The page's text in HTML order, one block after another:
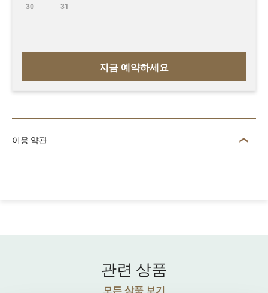
지금 예약하세요
30 31
이용 약관
관련 상품
모든 상품 보기